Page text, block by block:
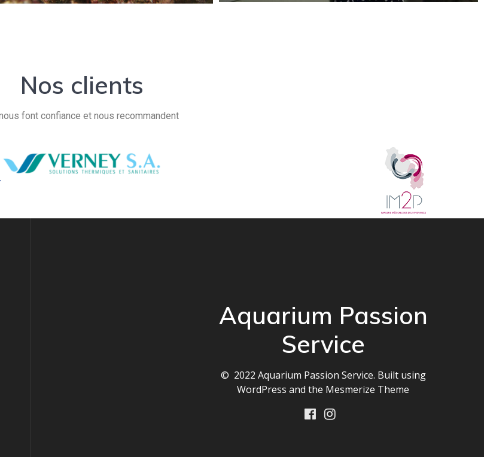
Nos clients
font confiance et nous recommandent
Aquarium Passion
Service
© 2022 Aquarium Passion Service. Built using
WordPress and the Mesmerize Theme